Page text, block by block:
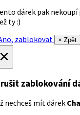
dárek pak nekoupí
ty :)
zablokovat
× Zpět
zablokování
nechceš mít dárek